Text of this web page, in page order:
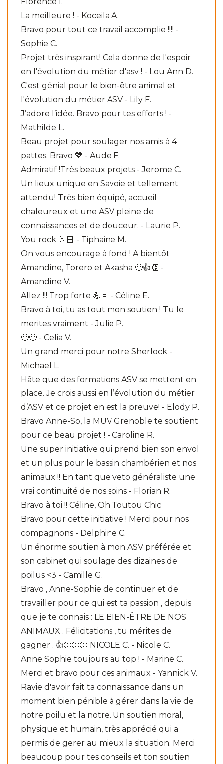
La meilleure ! - Koceila A.
Bravo pour tout ce travail accomplie !!!! -
Sophie C.
Projet très inspirant! Cela donne de l'espoir
en l'évolution du métier d'asv ! - Lou Ann D.
C'est génial pour le bien-être animal et
l'évolution du métier ASV - Lily F.
J’adore l’idée. Bravo pour tes efforts ! -
Mathilde L.
Beau projet pour soulager nos amis à 4
pattes. Bravo 💖 - Aude F.
Admiratif !Très beaux projets - Jerome C.
Un lieux unique en Savoie et tellement
attendu! Très bien équipé, accueil
chaleureux et une ASV pleine de
connaissances et de douceur. - Laurie P.
You rock 🤘🏻 - Tiphaine M.
On vous encourage à fond ! A bientôt
Amandine, Torero et Akasha 🙂👍👏 -
Amandine V.
Allez !!! Trop forte 💪🏻 - Céline E.
Bravo à toi, tu as tout mon soutien ! Tu le
merites vraiment - Julie P.
🙂🙂 - Celia V.
Un grand merci pour notre Sherlock -
Michael L.
Hâte que des formations ASV se mettent en
place. Je crois aussi en l’évolution du métier
d’ASV et ce projet en est la preuve! - Elody P.
Bravo Anne-So, la MUV Grenoble te soutient
pour ce beau projet ! - Caroline R.
Une super initiative qui prend bien son envol
et un plus pour le bassin chambérien et nos
animaux !! En tant que veto généraliste une
vrai continuité de nos soins - Florian R.
Bravo à toi !! Céline, Oh Toutou Chic
Bravo pour cette initiative ! Merci pour nos
compagnons - Delphine C.
Un énorme soutien à mon ASV préférée et
son cabinet qui soulage des dizaines de
poilus <3 - Camille G.
Bravo , Anne-Sophie de continuer et de
travailler pour ce qui est ta passion , depuis
que je te connais : LE BIEN-ÊTRE DE NOS
ANIMAUX . Félicitations , tu mérites de
gagner . 👍👏👏👏 NICOLE C. - Nicole C.
Anne Sophie toujours au top ! - Marine C.
Merci et bravo pour ces animaux - Yannick V.
Ravie d'avoir fait ta connaissance dans un
moment bien pénible à gérer dans la vie de
notre poilu et la notre. Un soutien moral,
physique et humain, très apprécié qui a
permis de gerer au mieux la situation. Merci
beaucoup pour tes conseils et ton soutien